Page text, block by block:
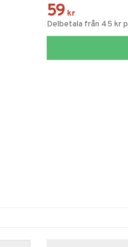
59 kr
Delbetala från 45 kr